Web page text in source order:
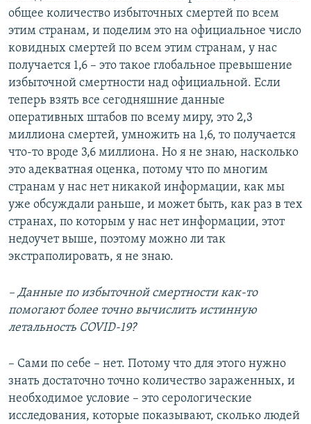
общее количество избыточных смертей по всем
этим странам, и поделим это на официальное число
ковидных смертей по всем этим странам, у нас
получается 1,6 – это такое глобальное превышение
избыточной смертности над официальной. Если
теперь взять все сегодняшние данные
оперативных штабов по всему миру, это 2,3
миллиона смертей, умножить на 1,6, то получается
что-то вроде 3,6 миллиона. Но я не знаю, насколько
это адекватная оценка, потому что по многим
странам у нас нет никакой информации, как мы
уже обсуждали раньше, и может быть, как раз в тех
странах, по которым у нас нет информации, этот
недоучет выше, поэтому можно ли так
экстраполировать, я не знаю.
– Данные по избыточной смертности как-то
помогают более точно вычислить истинную
летальность COVID-19?
– Сами по себе – нет. Потому что для этого нужно
знать достаточно точно количество зараженных, и
необходимое условие – это серологические
исследования, которые показывают, сколько людей